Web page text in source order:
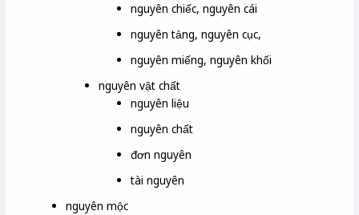
nguyên chiếc, nguyên cái
nguyên tảng, nguyên cục,
nguyên miếng, nguyên khối
nguyên vật chất
nguyên liệu
nguyên chất
đơn nguyên
tài nguyên
nguyên mộc